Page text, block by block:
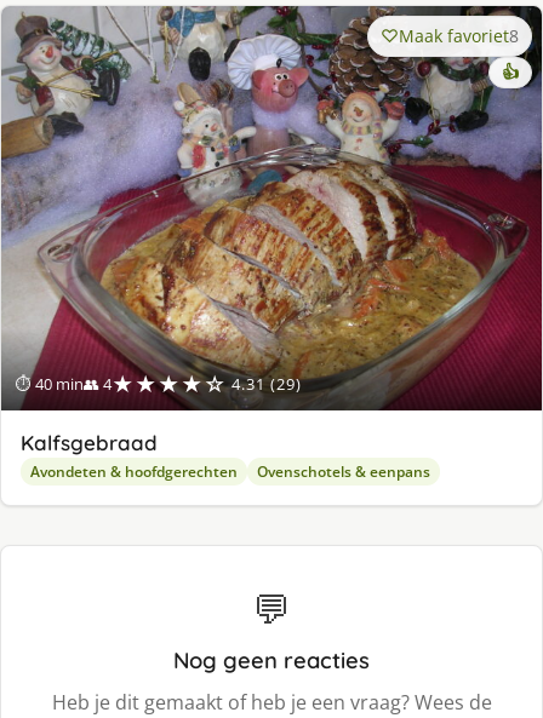
⏱ 40 min👥 4★★★★☆ 4.31 (29)
Maak favoriet8
👍
Kalfsgebraad
Avondeten & hoofdgerechten Ovenschotels & eenpans
💬
Nog geen reacties
Heb je dit gemaakt of heb je een vraag? Wees de